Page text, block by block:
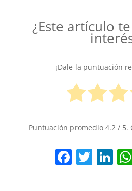
¿Este artículo
¡Dale la puntuación
Puntuación promedio4.2 / 5.
F
a
T
w
Li
n